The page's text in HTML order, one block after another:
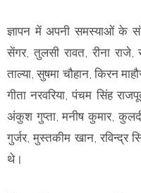
ज्ञापन में अपनी समस्याओं के
सेंगर, तुलसी रावत, रीना राजे,
ताल्या, सुषमा चौहान, किरन
गीता नरवरिया, पंचम सिंह
अंकुश गुप्ता, मनीष कुमार,
गुर्जर, मुस्तकीम खान, रविन्द्र
थे।